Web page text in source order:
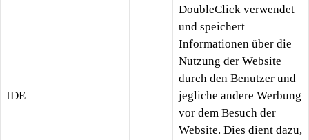
IDE
DoubleClick verwendet
und speichert
Informationen über die
Nutzung der Website
durch den Benutzer und
jegliche andere Werbung
vor dem Besuch der
Website. Dies dient dazu,